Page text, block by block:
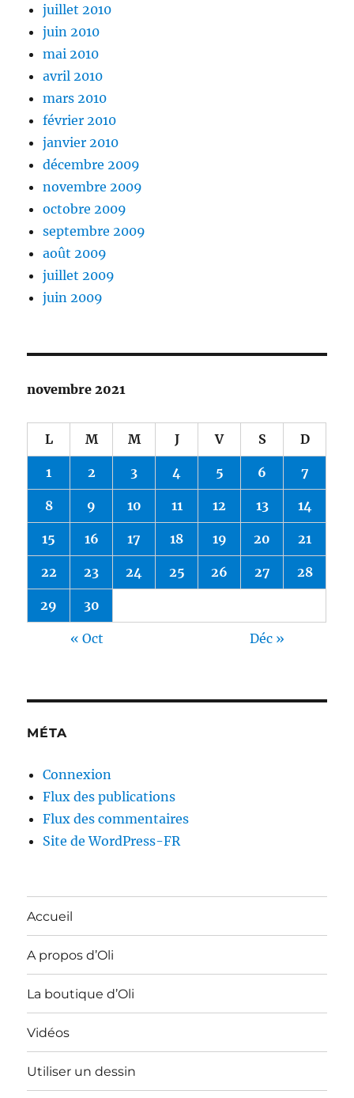
juillet 2010
juin 2010
mai 2010
avril 2010
mars 2010
février 2010
janvier 2010
décembre 2009
novembre 2009
octobre 2009
septembre 2009
août 2009
juillet 2009
juin 2009
novembre 2021
L M M J V S D
1 2 3 4 5 6 7
8 9 10 11 12 13 14
15 16 17 18 19 20 21
22 23 24 25 26 27 28
29 30
« Oct Déc »
MÉTA
Connexion
Flux des publications
Flux des commentaires
Site de WordPress-FR
Accueil
A propos d’Oli
La boutique d’Oli
Vidéos
Utiliser un dessin